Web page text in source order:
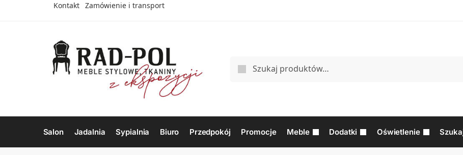
Kontakt Zamówienie i transport
Salon Jadalnia Sypialnia Biuro Przedpokój Promocje Meble Dodatki Oświetlenie